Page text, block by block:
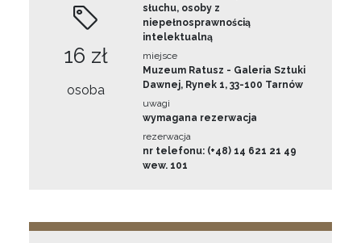
16 zł
osoba
słuchu, osoby z
niepełnosprawnością
intelektualną
miejsce
Muzeum Ratusz - Galeria Sztuki
Dawnej, Rynek 1, 33-100 Tarnów
uwagi
wymagana rezerwacja
rezerwacja
nr telefonu: (+48) 14 621 21 49
wew. 101